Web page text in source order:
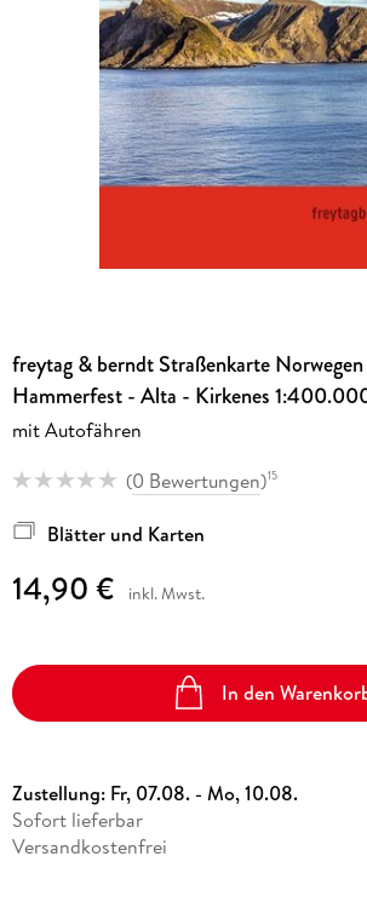
freytag & berndt Straßenkarte
Hammerfest - Alta - Kirkenes
mit Autofähren
(0 Bewertungen)15
Blätter und Karten
14,90 € inkl. Mwst.
In den
Zustellung: Fr, 07.08. - Mo, 10.08.
Sofort lieferbar
Versandkostenfrei